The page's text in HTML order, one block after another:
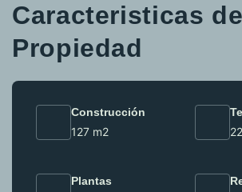
Caracteristicas
Propiedad
Construcción
127 m2
Plantas